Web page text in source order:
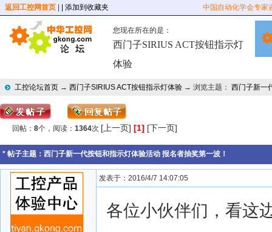
返回工控网首页 | 添加到收藏夹 中国自动化学会专家
您现在所在的是：
西门子SIRIUS ACT按钮指示灯
体验
工控论坛首页 → 西门子SIRIUS ACT按钮指示灯体验 → 浏览主题： 西门子新一
回帖： 8个，阅读： 1364次 [上一页] [1] [下一页]
* 帖子主题： 西门子新一代按钮和指示灯体验活动 报名者抽奖第一波！
发表于：2016/4/7 14:07:05
各位小伙伴们，看这